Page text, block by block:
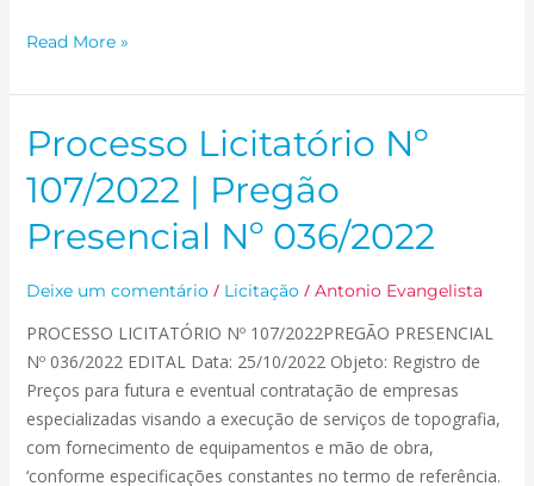
Read More »
Processo Licitatório Nº
107/2022 | Pregão
Presencial Nº 036/2022
Deixe um comentário / Licitação/ Antonio Evangelista
PROCESSO LICITATÓRIO Nº 107/2022PREGÃO PRESENCIAL
Nº 036/2022 EDITAL Data: 25/10/2022 Objeto: Registro de
Preços para futura e eventual contratação de empresas
especializadas visando a execução de serviços de topografia,
com fornecimento de equipamentos e mão de obra,
‘conforme especificações constantes no termo de referência.
Processo
Licitatório
Nº
107/2022
Nº
036/2022